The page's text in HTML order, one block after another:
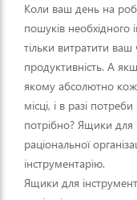
Коли ваш день на
пошуків необхідного
тільки витратити
продуктивність. А
якому абсолютно
місці, і в разі
потрібно? Ящики для
раціональної
інструментарію.
Ящики для